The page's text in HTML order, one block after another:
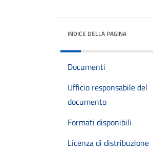
INDICE DELLA PAGINA
Documenti
Ufficio responsabile del
documento
Formati disponibili
Licenza di distribuzione